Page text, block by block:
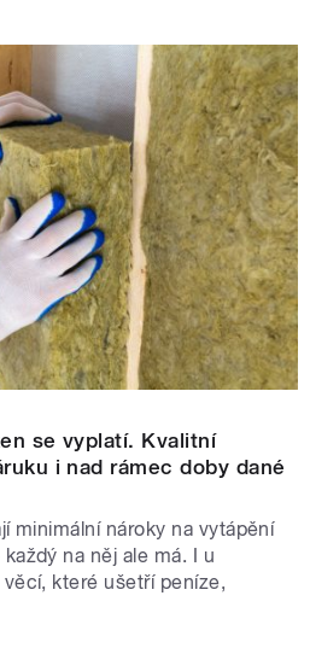
se vyplatí. Kvalitní
i nad rámec doby dané
minimální nároky na vytápění
na něj ale má. I u
které ušetří peníze,